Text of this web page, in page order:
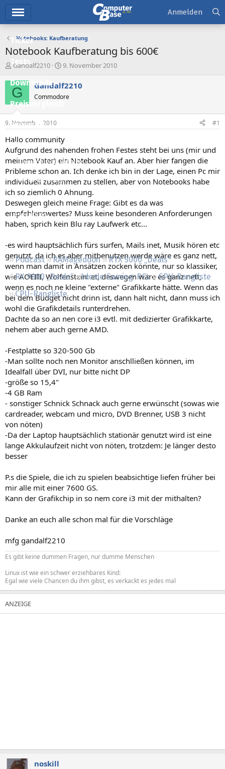
Ticker
Tests
Downloads
Preisvergleich
Forum
Aktuelles
Empfohlene Inhalte
Neue Beiträge
Neueste Aktivitäten
Leserartikel
Podcast RAMageddon
RTX 5000 „Deals“
RX 9000 „Deals“
Ideale Gaming-PCs
GPU-Rangliste
CPU-Rangliste
Anmelden
Notebooks: Kaufberatung
Notebook Kaufberatung bis 600€
E
s
t
e
l
e
r
Gandalf2210
E
s
e
t
a
m
9. November 2010
G Gandalf2210
Commodore
9. November 2010 #1
Hallo community
Aufgrund des nahenden frohen Festes steht bei uns (mir und
meinem Vater) ein Notebook Kauf an. Aber hier fangen die
Pribleme schon an. Ich denke ich bin in der Lage, einen Pc mir
individuell zusammen zu stellen, aber von Notebooks habe
ich so ziemlich 0 Ahnung.
Deswegen gleich meine Frage: Gibt es da was
empfehlenswertes? Muss keine besonderen Anforderungen
haben, sprich kein Blu ray Laufwerk etc...
-es wird hauptsächlich fürs surfen, Mails inet, Musik hören etc
genutzt, da ich es aber mitbenutzen werde wäre es ganz nett,
wenn man damit in Ansätzen zocken könnte, nur so klassiker,
wie AOEIII, Wolfenstein: et, deswegen wäre es ganz nett,
wenn es noch ne kleine "externe" Grafikkarte hätte. Wenn das
bei dem Budget nicht drinn ist, dann halt nicht, dann muss ich
wohl die Grafikdetails runterdrehen.
Dachte da so an nen core i3 evtl. mit dedizierter Grafikkarte,
nehem aber auch gerne AMD.
-Festplatte so 320-500 Gb
-Man sollte noch nen Monitor anschlließen können, im
Idealfall über DVI, nur bitte nicht DP
-größe so 15,4"
-4 GB Ram
- sonstiger Schnick Schnack auch gerne erwünscht (sowas wie
cardreader, webcam und micro, DVD Brenner, USB 3 nicht
von nöten)
-Da der Laptop hauptsächlich stationär genutzt wird ist eine
lange Akkulaufzeit nicht von nöten, trotzdem: Je länger desto
besser
P.s die Spiele, die ich zu spielen beabsichtige liefen früher bei
mir alle mit einer 7600 GS.
Kann der Grafikchip in so nem core i3 mit der mithalten?
Danke an euch alle schon mal für die Vorschläge
mfg gandalf2210
Es gibt keine dummen Fragen, nur dumme Menschen
Linux ist wie ein schwer erziehbares Kind:
Egal wie viele Chancen du ihm gibst, es verkackt es jedes mal
noskill